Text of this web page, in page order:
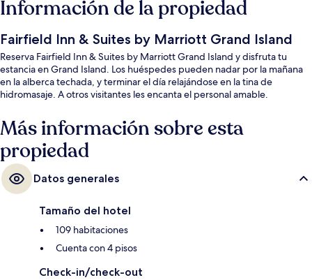
Información de la propiedad
Fairfield Inn & Suites by Marriott Grand Island
Reserva Fairfield Inn & Suites by Marriott Grand Island y disfruta tu
estancia en Grand Island. Los huéspedes pueden nadar por la mañana
en la alberca techada, y terminar el día relajándose en la tina de
hidromasaje. A otros visitantes les encanta el personal amable.
Más información sobre esta
propiedad
Datos generales
Tamaño del hotel
109 habitaciones
Cuenta con 4 pisos
Check-in/check-out